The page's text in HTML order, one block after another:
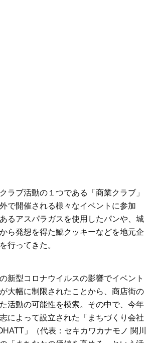
ラブ活動の１つである「商業クラブ」
で開催される様々なイベントに参加
るアスパラガスを使用したパンや、城
ら発想を得た鯱クッキーなどを地元企
行ってきた。
新型コロナウイルスの影響でイベント
大幅に制限されたことから、商店街の
活動の可能性を模索。その中で、今年
によって設立された「まちづくり会社
」（代表：セキカワカナモノ 関川